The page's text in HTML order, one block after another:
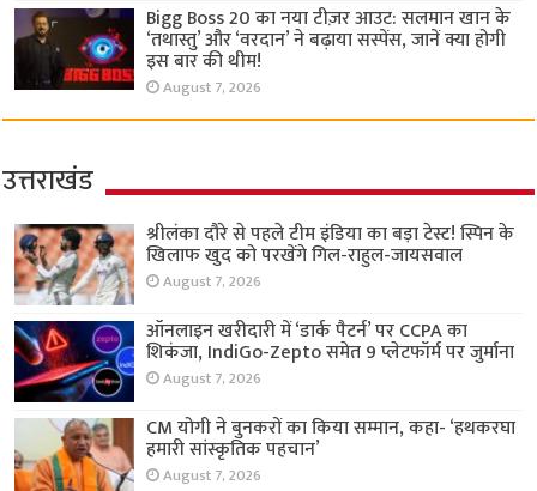
Bigg Boss 20 का नया टीज़र आउट: सलमान खान के
‘तथास्तु’ और ‘वरदान’ ने बढ़ाया सस्पेंस, जानें क्या होगी
इस बार की थीम!
August 7, 2026
उत्तराखंड
श्रीलंका दौरे से पहले टीम इंडिया का बड़ा टेस्ट! स्पिन के
खिलाफ खुद को परखेंगे गिल-राहुल-जायसवाल
August 7, 2026
ऑनलाइन खरीदारी में ‘डार्क पैटर्न’ पर CCPA का
शिकंजा, IndiGo-Zepto समेत 9 प्लेटफॉर्म पर जुर्माना
August 7, 2026
CM योगी ने बुनकरों का किया सम्मान, कहा- ‘हथकरघा
हमारी सांस्कृतिक पहचान’
August 7, 2026